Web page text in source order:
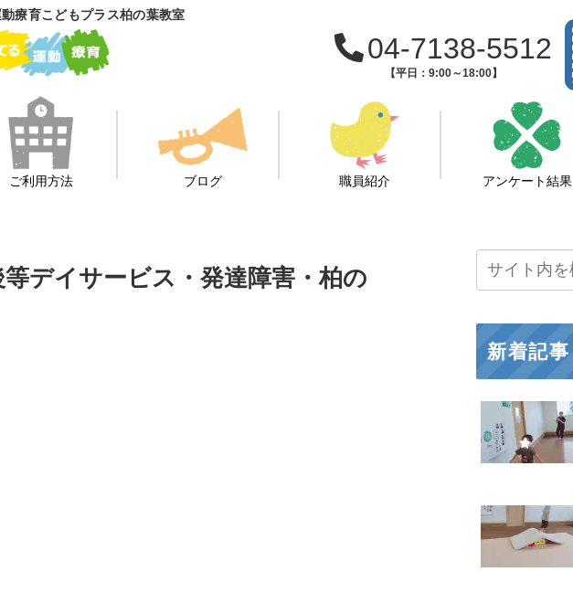
療育こどもプラス柏の葉教室
04-7138-5512
【平日：9:00～18:00】
ご利用方法 ブログ 職員紹介 アンケート結果
デイサービス・発達障害・柏の
新着記事